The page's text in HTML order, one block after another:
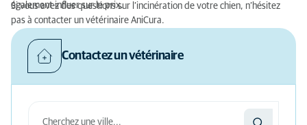
également influer sur le prix.
Si vous avez des questions sur l’incinération de votre chien, n’hésitez
pas à contacter un vétérinaire AniCura.
Contactez un vétérinaire